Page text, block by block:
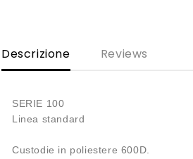
Descrizione Reviews
SERIE 100
Linea standard
Custodie in poliestere 600D.